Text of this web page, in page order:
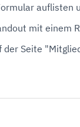
auflisten
mit einem
der Seite